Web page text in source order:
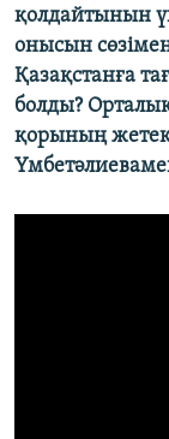
қолдайтынын
онысын
Қазақстанға
болды?
қорының